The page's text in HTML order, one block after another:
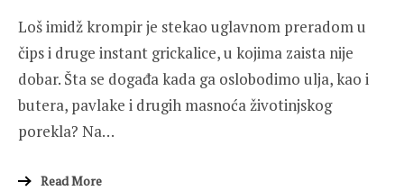
Loš imidž krompir je stekao uglavnom preradom u
čips i druge instant grickalice, u kojima zaista nije
dobar. Šta se događa kada ga oslobodimo ulja, kao i
butera, pavlake i drugih masnoća životinjskog
porekla? Na…
Read More